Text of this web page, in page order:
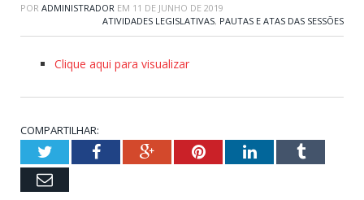
POR ADMINISTRADOR EM 11 DE JUNHO DE 2019
ATIVIDADES LEGISLATIVAS, PAUTAS E ATAS DAS SESSÕES
Clique aqui para visualizar
COMPARTILHAR:
TwitterFacebookGoogle+PinterestLinkedInTumblr
Email